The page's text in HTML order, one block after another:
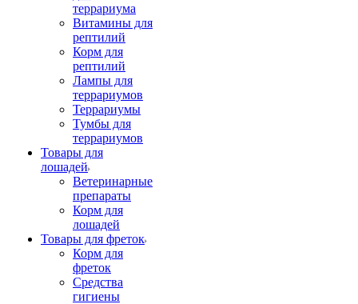
террариума
Витамины для
рептилий
Корм для
рептилий
Лампы для
террариумов
Террариумы
Тумбы для
террариумов
Товары для
лошадей
Ветеринарные
препараты
Корм для
лошадей
Товары для фреток
Корм для
фреток
Средства
гигиены